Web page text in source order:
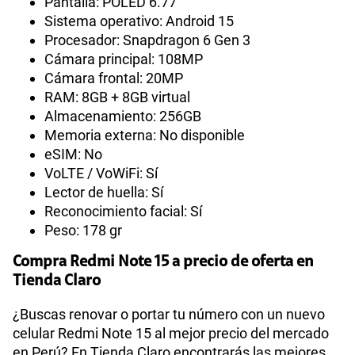
Sistema operativo: Android 15
Procesador: Snapdragon 6 Gen 3
Cámara principal: 108MP
Cámara frontal: 20MP
RAM: 8GB + 8GB virtual
Almacenamiento: 256GB
Memoria externa: No disponible
eSIM: No
VoLTE / VoWiFi: Sí
Lector de huella: Sí
Reconocimiento facial: Sí
Peso: 178 gr
Compra Redmi Note 15 a precio de oferta en
Tienda Claro
¿Buscas renovar o portar tu número con un nuevo
celular Redmi Note 15 al mejor precio del mercado